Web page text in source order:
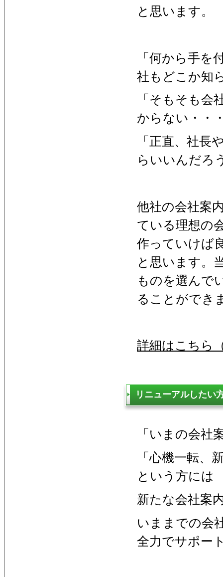
と思います。
「何から手
社もどこか知
「そもそも
からない・・
「正直、社長
らいいんだろ
他社の会社案
ている理想の
作っていけば
と思います。
ものを選んで
ることができ
詳細はこちら
リニューアルしたい
「いまの会社
「心機一転、
という方には
新たな会社案
いままでの会
全力でサポー